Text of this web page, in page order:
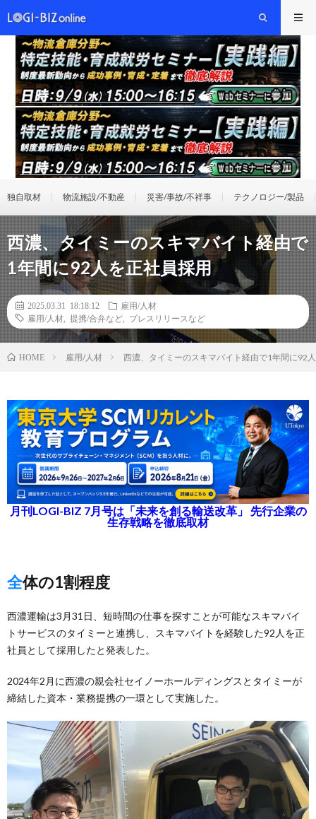
独自取材 物流施設/不動産 災害/事故/不祥事 テクノロジー/製品
西濃、タイミーのスキマバイト経由で
1年間に92人を正社員採用
2025.03.31 18:18:12
雇用/人材
雇用/人材
提携/合弁など プレスリリースなど
HOME 雇用/人材 西濃、タイミーのスキマバイト経由で1年間に92
月刊LOGI-BIZ 7月号は「未来を創る輸送改革」 先行企業の
生存戦略を徹底取材
全体の1割程度
西濃運輸は3月31日、短時間の仕事を探すことが可能なスキマバイ
トサービスのタイミーと連携し、スキマバイトを経験した92人を正
社員として採用したと発表した。
2024年2月に西濃の親会社セイノーホールディングスとタイミーが
締結した資本・業務提携の一環として実施した。